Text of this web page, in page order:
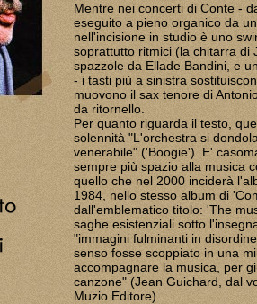
Mentre nei concerti di Conte -
eseguito a pieno organico da
nell'incisione in studio è uno
soprattutto ritmici (la chitarra di
spazzole da Ellade Bandini, e
- i tasti più a sinistra
muovono il sax tenore di
da ritornello.
Per quanto riguarda il testo,
solennità "L'orchestra si
venerabile" ('Boogie'). E'
sempre più spazio alla musica
quello che nel 2000 inciderà
1984, nello stesso album di
dall'emblematico titolo: 'The
saghe esistenziali sotto
"immagini fulminanti in
senso fosse scoppiato in una
accompagnare la musica, per
canzone" (Jean Guichard, dal
Muzio Editore).